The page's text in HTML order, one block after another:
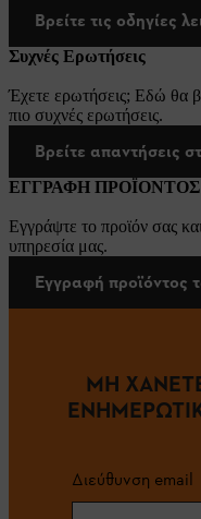
Βρείτε τις οδηγίες
Συχνές Ερωτήσεις
Έχετε ερωτήσεις; Εδώ θα
πιο συχνές ερωτήσεις.
Βρείτε απαντήσεις
ΕΓΓΡΑΦΗ ΠΡΟΪΟΝΤΟΣ
Εγγράψτε το προϊόν σας
υπηρεσία μας.
Εγγραφή προϊόντος
ΜΗ
Διεύθυνση email